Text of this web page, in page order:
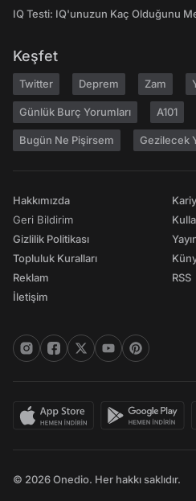
IQ Testi: IQ'unuzun Kaç Olduğunu
Keşfet
Twitter Deprem Zam
Günlük Burç Yorumları A101
Bugün Ne Pişirsem Gezilecek
Hakkımızda
Geri Bildirim
Gizlilik Politikası
Topluluk Kuralları
Reklam
İletişim
RSS
© 2026 Onedio. Her hakkı saklıdır.